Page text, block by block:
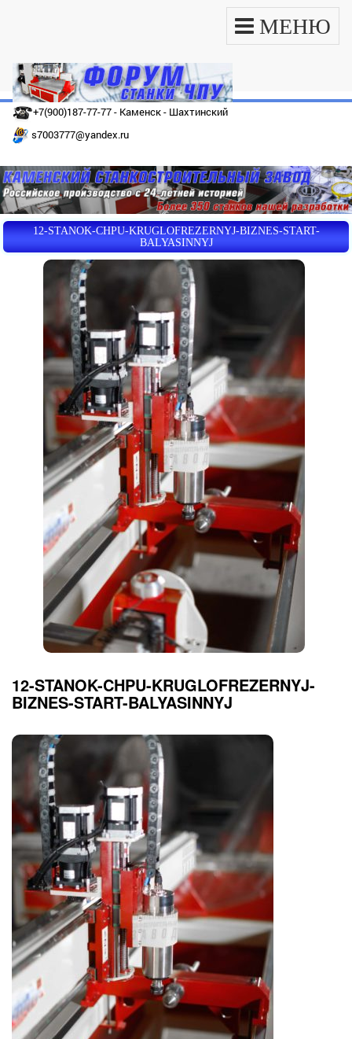
МЕНЮ
+7(900)187-77-77 - Каменск - Шахтинский
s7003777@yandex.ru
12-STANOK-CHPU-KRUGLOFREZERNYJ-BIZNES-START-
BALYASINNYJ
12-STANOK-CHPU-KRUGLOFREZERNYJ-
BIZNES-START-BALYASINNYJ